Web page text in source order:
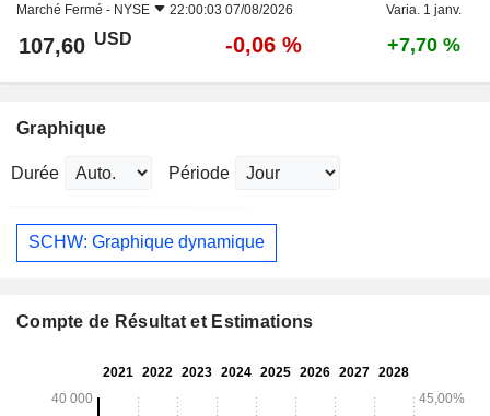
Marché Fermé - NYSE 22:00:03 07/08/2026 Varia. 1 janv.
107,60 USD -0,06 % +7,70 %
Graphique
Durée Période
SCHW: Graphique dynamique
Compte de Résultat et Estimations